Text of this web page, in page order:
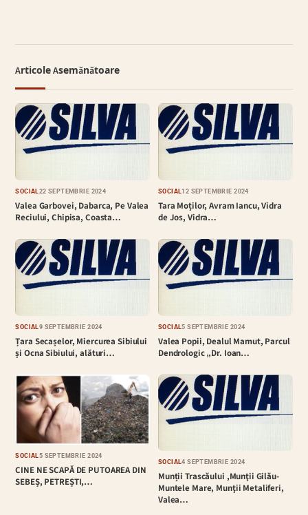
Articole Asemănătoare
SOCIAL 22 SEPTEMBRIE 2024
Valea Garbovei, Dabarca, Pe Valea
Reciului, Chipisa, Coasta…
SOCIAL12 SEPTEMBRIE 2024
Tara Moților, Avram Iancu, Vidra
de Jos, Vidra…
SOCIAL 9 SEPTEMBRIE 2024
Țara Secașelor, Miercurea Sibiului
și Ocna Sibiului, alături…
SOCIAL5 SEPTEMBRIE 2024
Valea Popii, Dealul Mamut, Parcul
Dendrologic „Dr. Ioan…
SOCIAL5 SEPTEMBRIE 2024
CINE NE SCAPĂ DE PUTOAREA DIN
SEBEȘ, PETREȘTI,…
SOCIAL4 SEPTEMBRIE 2024
Munții Trascăului ,Munţii Gilău-
Muntele Mare, Munţii Metaliferi,
Valea…